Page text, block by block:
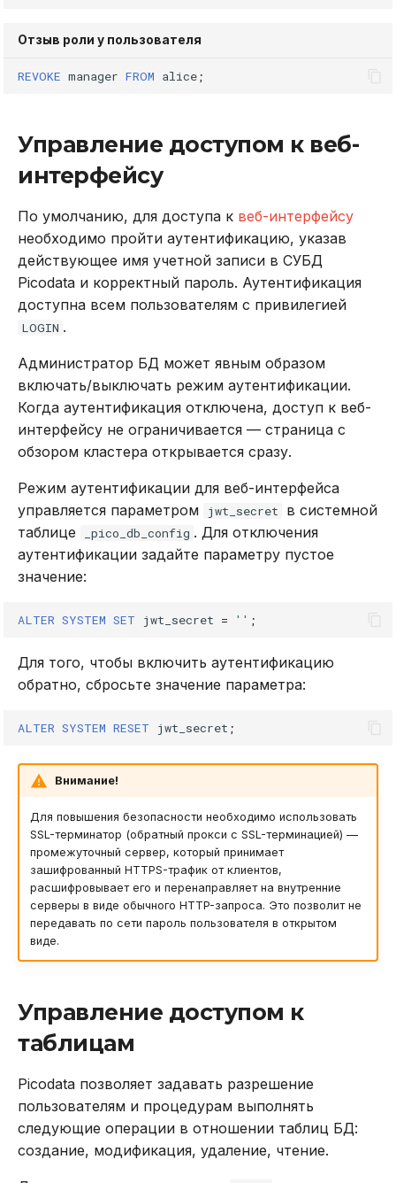
Отзыв роли у пользователя
REVOKE manager FROM alice;
Управление доступом к веб-
интерфейсу
По умолчанию, для доступа к веб-интерфейсу
необходимо пройти аутентификацию, указав
действующее имя учетной записи в СУБД
Picodata и корректный пароль. Аутентификация
доступна всем пользователям с привилегией
LOGIN .
Администратор БД может явным образом
включать/выключать режим аутентификации.
Когда аутентификация отключена, доступ к веб-
интерфейсу не ограничивается — страница с
обзором кластера открывается сразу.
Режим аутентификации для веб-интерфейса
управляется параметром
jwt_secret
в системной
таблице
_pico_db_config . Для отключения
аутентификации задайте параметру пустое
значение:
ALTER SYSTEM SET jwt_secret = '' ;
Для того, чтобы включить аутентификацию
обратно, сбросьте значение параметра:
ALTER SYSTEM RESET jwt_secret ;
Внимание!
Для повышения безопасности необходимо использовать
SSL-терминатор (обратный прокси с SSL-терминацией) —
промежуточный сервер, который принимает
зашифрованный HTTPS-трафик от клиентов,
расшифровывает его и перенаправляет на внутренние
серверы в виде обычного HTTP-запроса. Это позволит не
передавать по сети пароль пользователя в открытом
виде.
Управление доступом к
таблицам
Picodata позволяет задавать разрешение
пользователям и процедурам выполнять
следующие операции в отношении таблиц БД:
создание, модификация, удаление, чтение.